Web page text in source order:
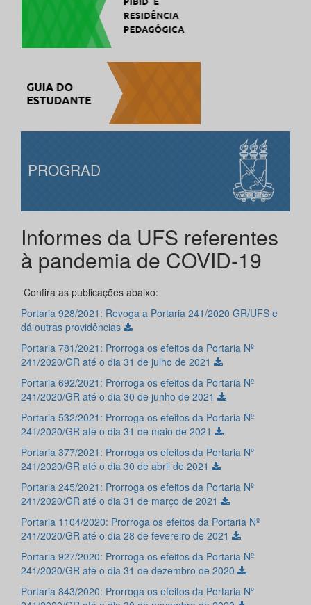
PROGRAD
Informes da UFS referentes
à pandemia de COVID-19
Confira as publicações abaixo:
Portaria 928/2021: Revoga a Portaria 241/2020 GR/UFS e
dá outras providências
Portaria 781/2021: Prorroga os efeitos da Portaria Nº
241/2020/GR até o dia 31 de julho de 2021
Portaria 692/2021: Prorroga os efeitos da Portaria Nº
241/2020/GR até o dia 30 de junho de 2021
Portaria 532/2021: Prorroga os efeitos da Portaria Nº
241/2020/GR até o dia 31 de maio de 2021
Portaria 377/2021: Prorroga os efeitos da Portaria Nº
241/2020/GR até o dia 30 de abril de 2021
Portaria 245/2021: Prorroga os efeitos da Portaria Nº
241/2020/GR até o dia 31 de março de 2021
Portaria 1104/2020: Prorroga os efeitos da Portaria Nº
241/2020/GR até o dia 28 de fevereiro de 2021
Portaria 927/2020: Prorroga os efeitos da Portaria Nº
241/2020/GR até o dia 31 de dezembro de 2020
Portaria 843/2020: Prorroga os efeitos da Portaria Nº